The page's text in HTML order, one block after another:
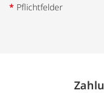
* Pflichtfelder